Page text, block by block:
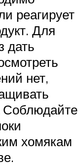
реагирует
Для
дать
нет,
Соблюдайте
хомякам